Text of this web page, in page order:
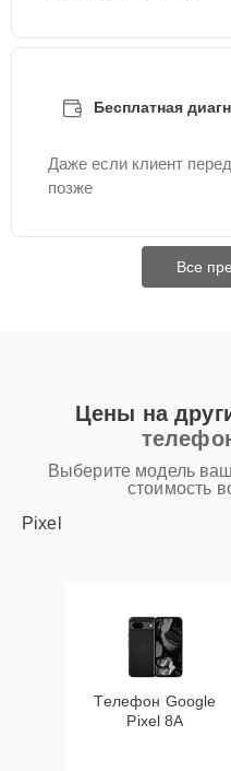
Бесплатная
Даже если клиент
позже
Все
Цены на
Выберите модель
стоимость
Pixel
Телефон Google
Pixel 8A